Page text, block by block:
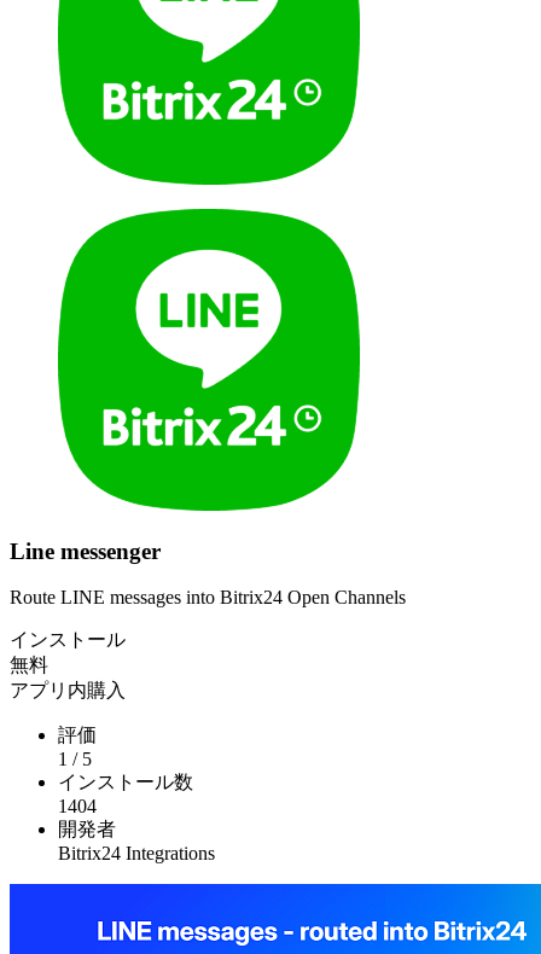
Line messenger
Route LINE messages into Bitrix24 Open Channels
インストール
無料
アプリ内購入
評価
1 / 5
インストール数
1404
開発者
Bitrix24 Integrations